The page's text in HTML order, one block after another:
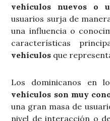
vehículos nuevos o
usuarios surja de
una influencia o
características
vehículos que
Los dominicanos en
vehículos son muy
una gran masa de
nivel de interacción o